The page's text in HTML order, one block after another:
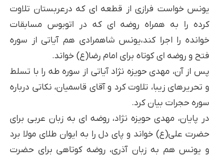
یونس خواست فرازی از قطعه ای که درعربستان تلاوت
کرده را به همراه روضه ای که در اتوبوس مسابقات
خوانده را اجرا کند،یونس شاهمرادی هم آیاتی از سوره
فتح و روضه ای کوتاه برای امام رضا(ع) خواند.
پس از آن، مهدی حویزه نژاد آیاتی از سوره طه را با تسلط
و تحریرهای زیبا، تلاوت کرد و آقای قاسمیان، نکاتی درباره
سوره حجرات بیان کرد.
در پایان، مهدی حویزه نژاد، روضه ای به زبان عربی برای
حضرت علی(ع) خواند و پای دل را به ایوان طلای مولا برد
و یونس هم به زبان آذری، روضه کوتاهی برای حضرت